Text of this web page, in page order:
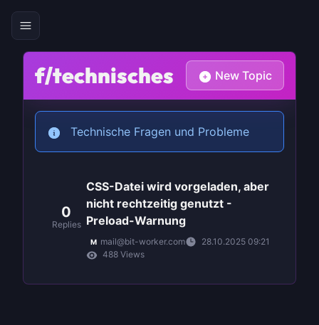
f/technisches New Topic
Technische Fragen und Probleme
0
Replies
CSS-Datei wird vorgeladen, aber
nicht rechtzeitig genutzt -
Preload-Warnung
M mail@bit-worker.com
28.10.2025 09:21
488 Views